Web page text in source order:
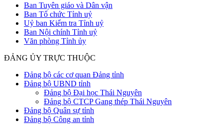
Ban Tuyên giáo và Dân vận
Ban Tổ chức Tỉnh uỷ
Uỷ ban Kiểm tra Tỉnh uỷ
Ban Nội chính Tỉnh uỷ
Văn phòng Tỉnh ủy
ĐẢNG ỦY TRỰC THUỘC
Đảng bộ các cơ quan Đảng tỉnh
Đảng bộ UBND tỉnh
Đảng bộ Đại học Thái Nguyên
Đảng bộ CTCP Gang thép Thái Nguyên
Đảng bộ Quân sự tỉnh
Đảng bộ Công an tỉnh